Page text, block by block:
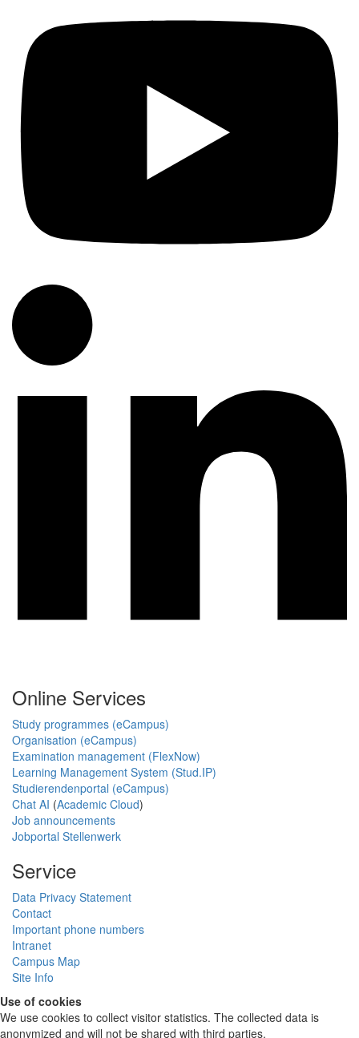
Online Services
Study programmes (eCampus)
Organisation (eCampus)
Examination management (FlexNow)
Learning Management System (Stud.IP)
Studierendenportal (eCampus)
Chat AI (Academic Cloud)
Job announcements
Jobportal Stellenwerk
Service
Data Privacy Statement
Contact
Important phone numbers
Intranet
Campus Map
Site Info
Use of cookies
We use cookies to collect visitor statistics. The collected data is
anonymized and will not be shared with third parties.